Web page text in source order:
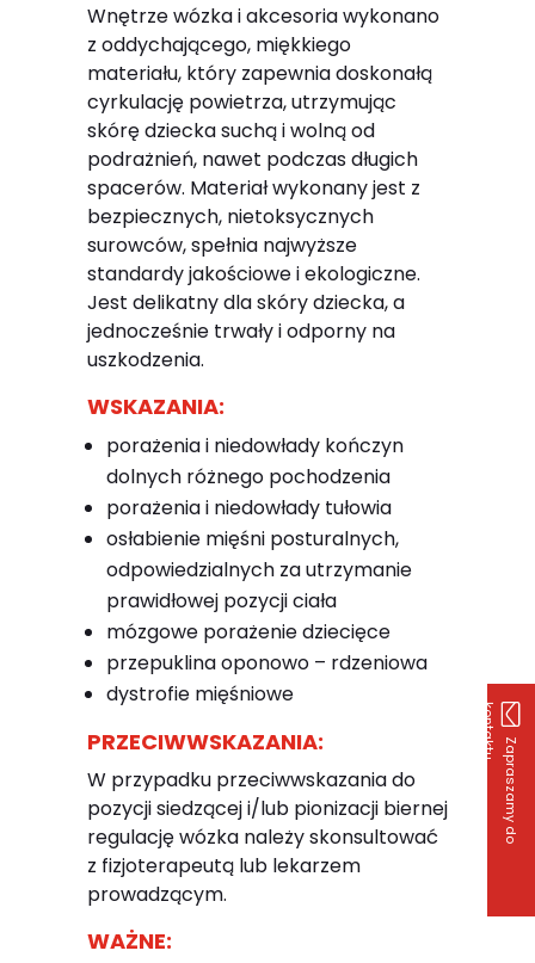
Z
a
p
r
a
s
z
a
m
y
d
o
k
o
n
t
a
k
t
u
Wnętrze wózka i akcesoria wykonano
z oddychającego, miękkiego
materiału, który zapewnia doskonałą
cyrkulację powietrza, utrzymując
skórę dziecka suchą i wolną od
podrażnień, nawet podczas długich
spacerów. Materiał wykonany jest z
bezpiecznych, nietoksycznych
surowców, spełnia najwyższe
standardy jakościowe i ekologiczne.
Jest delikatny dla skóry dziecka, a
jednocześnie trwały i odporny na
uszkodzenia.
WSKAZANIA:
porażenia i niedowłady kończyn
dolnych różnego pochodzenia
porażenia i niedowłady tułowia
osłabienie mięśni posturalnych,
odpowiedzialnych za utrzymanie
prawidłowej pozycji ciała
mózgowe porażenie dziecięce
przepuklina oponowo – rdzeniowa
dystrofie mięśniowe
PRZECIWWSKAZANIA:
W przypadku przeciwwskazania do
pozycji siedzącej i/lub pionizacji biernej
regulację wózka należy skonsultować
z fizjoterapeutą lub lekarzem
prowadzącym.
WAŻNE: